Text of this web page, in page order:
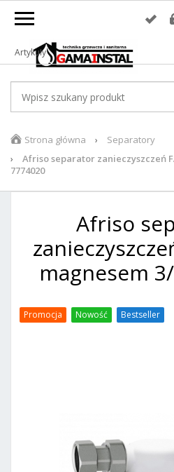
Artykuły
Strona główna
Separatory
Afriso separator zanieczyszczeń
7774020
Afriso
magnesem
Promocja Nowość Bestseller